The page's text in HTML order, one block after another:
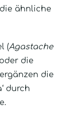
ähnliche
(Agastache
die
die
durch